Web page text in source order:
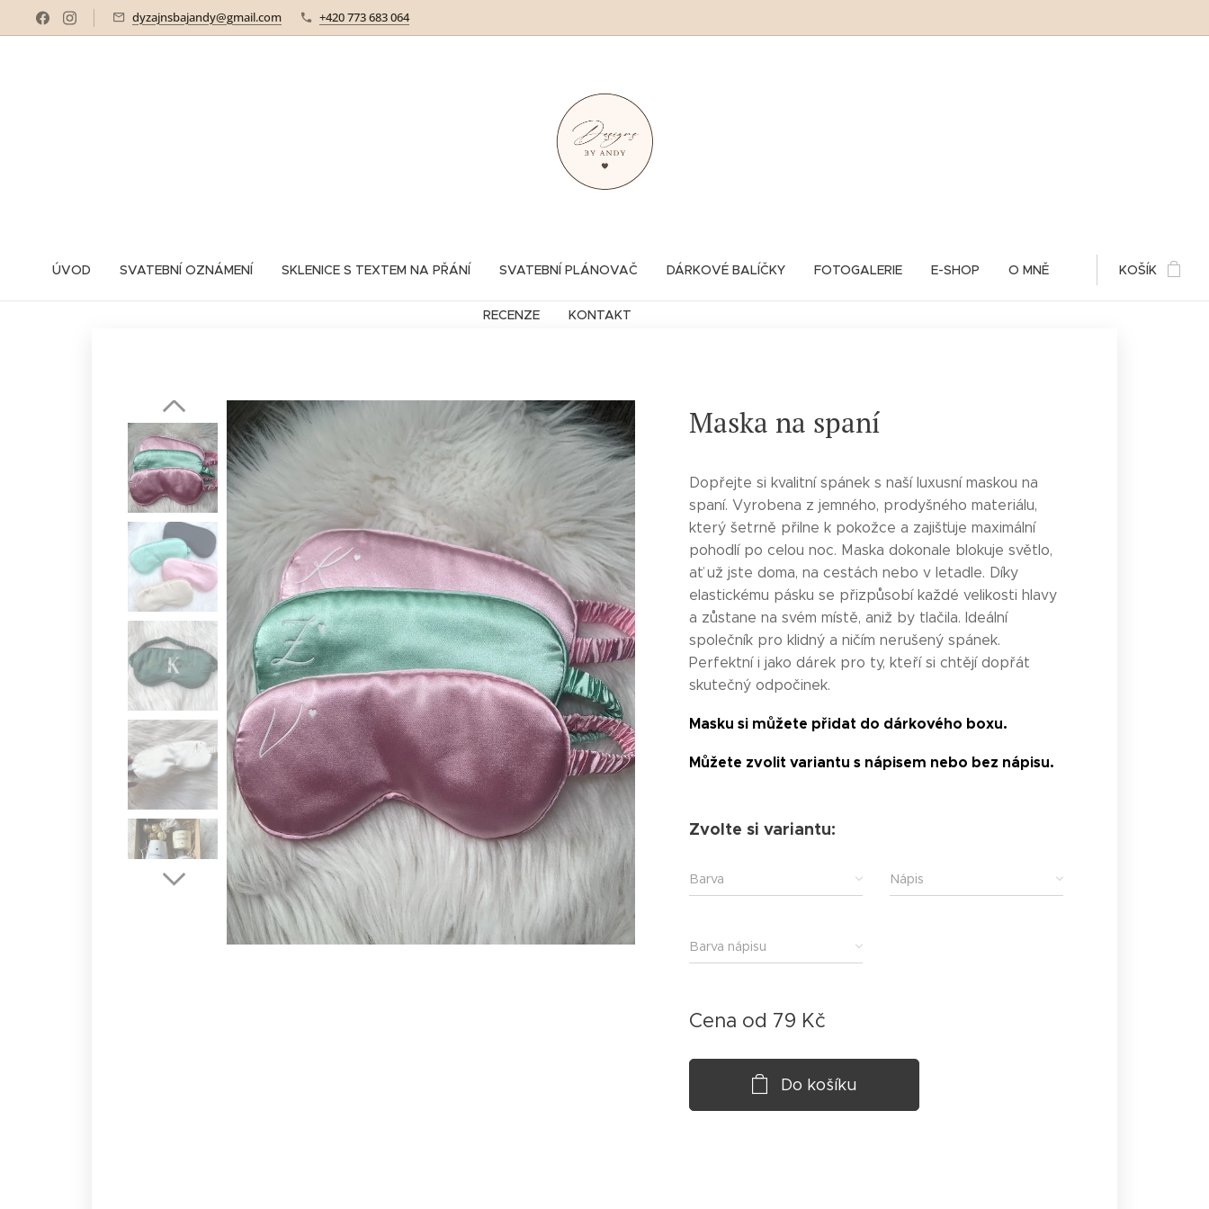
dyzajnsbajandy@gmail.com +420 773 683 064
ÚVOD SVATEBNÍ OZNÁMENÍ SKLENICE S TEXTEM NA PŘÁNÍ SVATEBNÍ PLÁNOVAČ DÁRKOVÉ BALÍČKY FOTOGALERIE E-SHOP O MNĚ
RECENZE KONTAKT
KOŠÍK
Maska na spaní
Dopřejte si kvalitní spánek s naší luxusní maskou na
spaní. Vyrobena z jemného, prodyšného materiálu,
který šetrně přilne k pokožce a zajišťuje maximální
pohodlí po celou noc. Maska dokonale blokuje světlo,
ať už jste doma, na cestách nebo v letadle. Díky
elastickému pásku se přizpůsobí každé velikosti hlavy
a zůstane na svém místě, aniž by tlačila. Ideální
společník pro klidný a ničím nerušený spánek.
Perfektní i jako dárek pro ty, kteří si chtějí dopřát
skutečný odpočinek.
Masku si můžete přidat do dárkového boxu.
Můžete zvolit variantu s nápisem nebo bez nápisu.
Zvolte si variantu:
Barva Nápis
Barva nápisu
Cena od 79 Kč
Do košíku